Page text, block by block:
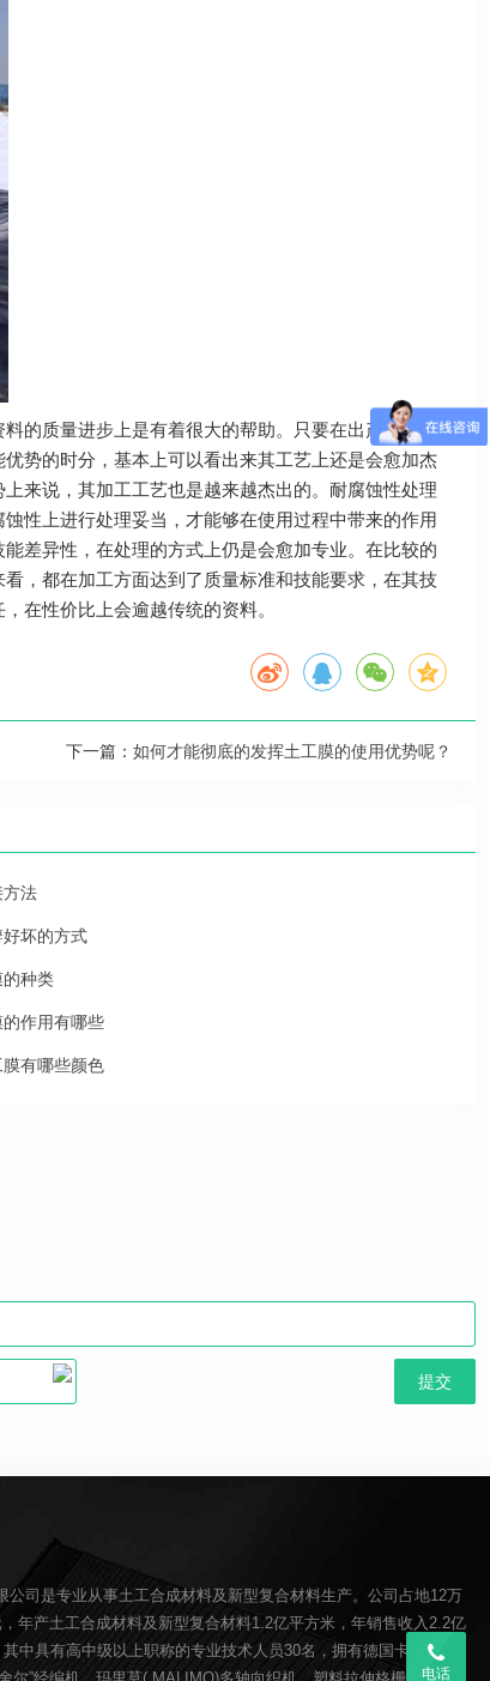
的质量进步上是有着很大的帮助。只要在出产加工进
势的时分，基本上可以看出来其工艺上还是会愈加杰
来说，其加工工艺也是越来越杰出的。耐腐蚀性处理
性上进行处理妥当，才能够在使用过程中带来的作用
差异性，在处理的方式上仍是会愈加专业。在比较的
，都在加工方面达到了质量标准和技能要求，在其技
在性价比上会逾越传统的资料。
下一篇： 如何才能彻底的发挥土工膜的使用优势呢？
法
坏的方式
种类
作用有哪些
有哪些颜色
公司是专业从事土工合成材料及新型复合材料生产。公司占地12万
年产土工合成材料及新型复合材料1.2亿平方米，年销售收入2.2亿
中具有高中级以上职称的专业技术人员30名，拥有德国卡尔迈耶(
电话